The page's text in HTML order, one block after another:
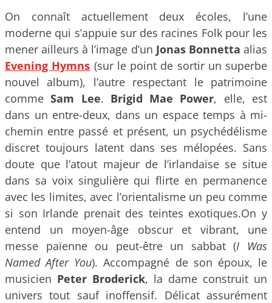
On connaît actuellement deux écoles, l’une
moderne qui s’appuie sur des racines Folk pour les
mener ailleurs à l’image d’un Jonas Bonnetta alias
Evening Hymns (sur le point de sortir un superbe
nouvel album), l’autre respectant le patrimoine
commeSam Lee. Brigid Mae Power, elle, est
dans un entre-deux, dans un espace temps à mi-
chemin entre passé et présent, un psychédélisme
discret toujours latent dans ses mélopées. Sans
doute que l’atout majeur de l’irlandaise se situe
dans sa voix singulière qui flirte en permanence
avec les limites, avec l’orientalisme un peu comme
si son Irlande prenait des teintes exotiques.On y
entend un moyen-âge obscur et vibrant, une
messe païenne ou peut-être un sabbat (I Was
Named After You). Accompagné de son époux, le
musicien Peter Broderick, la dame construit un
univers tout sauf inoffensif. Délicat assurément